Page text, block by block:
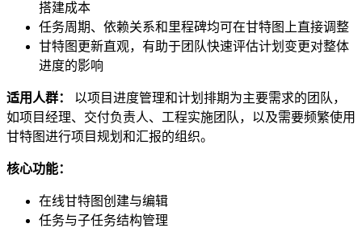
搭建成本
任务周期、依赖关系和里程碑均可在甘特图上直接调整
甘特图更新直观，有助于团队快速评估计划变更对整体
进度的影响
适用人群：
以项目进度管理和计划排期为主要需求的团队，
如项目经理、交付负责人、工程实施团队，以及需要频繁使用
甘特图进行项目规划和汇报的组织。
核心功能：
在线甘特图创建与编辑
任务与子任务结构管理